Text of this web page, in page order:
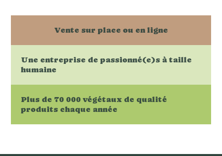
Vente sur place ou en ligne
Une entreprise de passionné(e)s à taille
humaine
Plus de 70 000 végétaux de qualité
produits chaque année